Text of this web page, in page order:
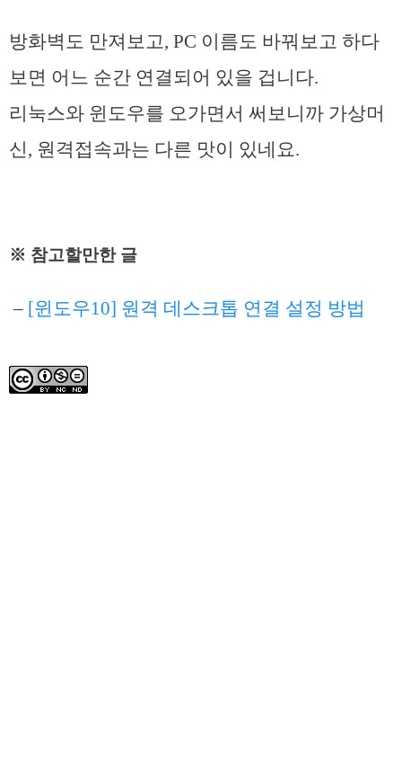
방화벽도 만져보고, PC 이름도 바꿔보고 하다
보면 어느 순간 연결되어 있을 겁니다.
리눅스와 윈도우를 오가면서 써보니까 가상머
신, 원격접속과는 다른 맛이 있네요.
※ 참고할만한 글
– [윈도우10] 원격 데스크톱 연결 설정 방법